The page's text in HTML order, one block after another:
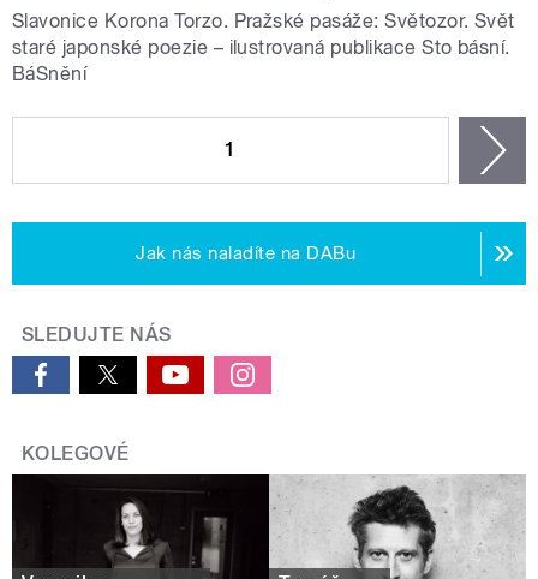
Slavonice Korona Torzo. Pražské pasáže: Světozor. Svět
staré japonské poezie – ilustrovaná publikace Sto básní.
BáSnění
1
Jak nás naladíte na DABu
SLEDUJTE NÁS
KOLEGOVÉ